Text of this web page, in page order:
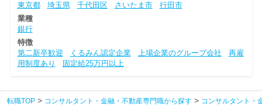
東京都
埼玉県 千代田区 さいたま市
行田市
業種
銀行
特徴
第二新卒歓迎
くるみん認定企業 上場企業のグループ会社
再雇
用制度あり
固定給25万円以上
転職TOP コンサルタント・金融・不動産専門職から探す コンサルタント・